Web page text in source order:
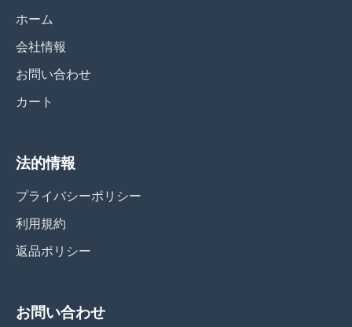
ホーム
会社情報
お問い合わせ
カート
法的情報
プライバシーポリシー
利用規約
返品ポリシー
お問い合わせ